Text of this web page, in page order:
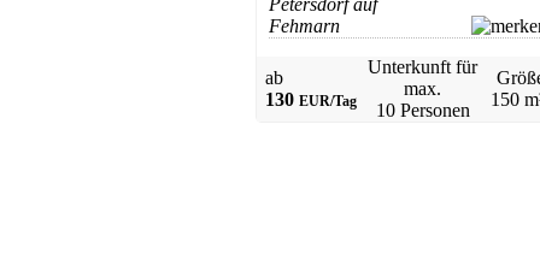
Petersdorf auf
Fehmarn
ab
130 EUR/Tag
Unterkunft für
max.
10 Personen
150